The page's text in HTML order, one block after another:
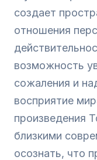
создает
отношения
возможность
сожаления и
восприятие
произведения
близкими
осознать, что